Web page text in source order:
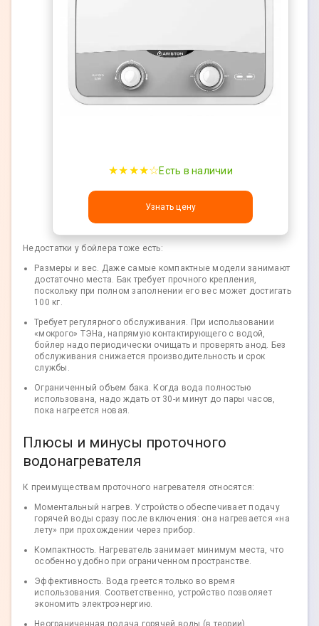
★★★★☆Есть в наличии
Узнать цену
Недостатки у бойлера тоже есть:
Размеры и вес. Даже самые компактные модели занимают
достаточно места. Бак требует прочного крепления,
поскольку при полном заполнении его вес может достигать
100 кг.
Требует регулярного обслуживания. При использовании
«мокрого» ТЭНа, напрямую контактирующего с водой,
бойлер надо периодически очищать и проверять анод. Без
обслуживания снижается производительность и срок
службы.
Ограниченный объем бака. Когда вода полностью
использована, надо ждать от 30-и минут до пары часов,
пока нагреется новая.
Плюсы и минусы проточного
водонагревателя
К преимуществам проточного нагревателя относятся:
Моментальный нагрев. Устройство обеспечивает подачу
горячей воды сразу после включения: она нагревается «на
лету» при прохождении через прибор.
Компактность. Нагреватель занимает минимум места, что
особенно удобно при ограниченном пространстве.
Эффективность. Вода греется только во время
использования. Соответственно, устройство позволяет
экономить электроэнергию.